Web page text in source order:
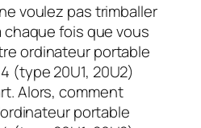
voulez pas trimballer
fois que vous
ordinateur portable
(type 20U1, 20U2)
Alors, comment
portable